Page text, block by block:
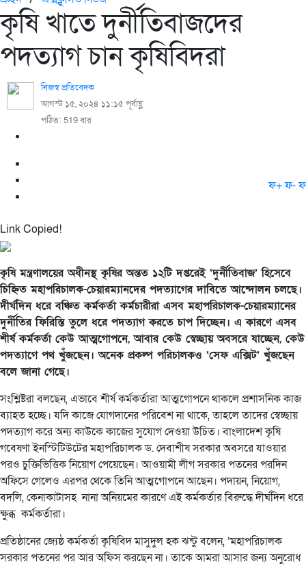
কৃষি খাতে দুর্নীতিবাজদের
পদত্যাগ চান কৃষিবিদরা
নিজস্ব প্রতিবেদক
আগস্ট ১৫, ২০২৪ ১১:১৫ পূর্বাহ্ণ
পঠিত: 519 বার
ফ+ফ-ফ
Link Copied!
কৃষি মন্ত্রণালয়ের অধীনস্থ কৃষির অন্তত ১২টি দপ্তরেই ‘দুর্নীতিবাজ’ হিসেবে
চিহ্নিত মহাপরিচালক-চেয়ারম্যানদের পদত্যাগের দাবিতে আন্দোলন চলছে।
দীর্ঘদিন ধরে বঞ্চিত কর্মকর্তা কর্মচারীরা এসব মহাপরিচালক-চেয়ারম্যানের
দুর্নীতির ফিরিস্তি তুলে ধরে পদত্যাগ করতে চাপ দিচ্ছেন। এ কারণে এসব
শীর্ষ কর্মকর্তা কেউ আত্মগোপনে, আবার কেউ স্বেচ্ছায় অবসরে যাচ্ছেন, কেউ
পদত্যাগে পথ খুঁজছেন। অনেক প্রকল্প পরিচালকও ‘সেফ এক্সিট’ খুঁজছেন
বলে জানা গেছে।
সংশ্লিষ্টরা বলছেন, এভাবে শীর্ষ কর্মকর্তারা আত্মগোপনে থাকলে প্রশাসনিক কাজ
ব্যাহত হচ্ছে। যদি কাজে যোগদানের পরিবেশ না থাকে, তাহলে তাদের স্বেচ্ছায়
পদত্যাগ করে অন্য কাউকে কাজের সুযোগ দেওয়া উচিত। বাংলাদেশ কৃষি
গবেষণা ইনস্টিটিউটের মহাপরিচালক ড. দেবাশীষ সরকার অবসরে যাওয়ার
পরও চুক্তিভিত্তিক নিয়োগ পেয়েছেন। আওয়ামী লীগ সরকার পতনের পরদিন
অফিসে গেলেও এরপর থেকে তিনি আত্মগোপনে আছেন। পদায়ন, নিয়োগ,
বদলি, কেনাকাটাসহ নানা অনিয়মের কারণে এই কর্মকর্তার বিরুদ্ধে দীর্ঘদিন ধরে
ক্ষুব্ধ কর্মকর্তারা।
প্রতিষ্ঠানের জ্যেষ্ঠ কর্মকর্তা কৃষিবিদ মাসুদুল হক ঝন্টু বলেন, ‘মহাপরিচালক
সরকার পতনের পর আর অফিস করছেন না। তাকে আমরা আসার জন্য অনুরোধ